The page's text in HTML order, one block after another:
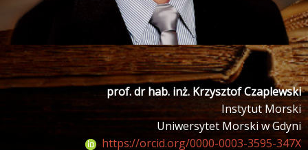
prof. dr hab. inż. Krzysztof Czaplewski
Instytut Morski
Uniwersytet Morski w Gdyni
https://orcid.org/0000-0003-3595-347X